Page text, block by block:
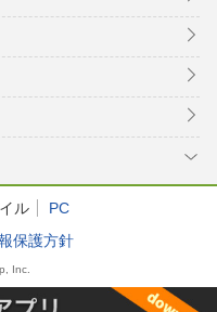
ル
PC
保護方針
Inc.